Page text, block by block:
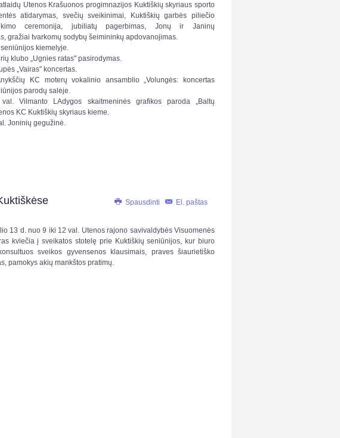
Utenos Krašuonos progimnazijos Kuktiškių skyriaus sporto
atidarymas, svečių sveikinimai, Kuktiškių garbės piliečio
ceremonija, jubiliatų pagerbimas, Jonų ir Janinų
gražiai tvarkomų sodybų šeimininkų apdovanojimas.
kiemelyje.
klubo „Ugnies ratas" pasirodymas.
„Vairas" koncertas.
KC moterų vokalinio ansamblio „Volungės: koncertas
parodų salėje.
val. Vilmanto LAdygos skaitmeninės grafikos paroda „Baltų
KC Kuktiškių skyriaus kieme.
Joninių gegužinė.
Spausdinti El. paštas
13 d. nuo 9 iki 12 val. Utenos rajono savivaldybės Visuomenės
kviečia į sveikatos stotelę prie Kuktiškių seniūnijos, kur biuro
sveikos gyvensenos klausimais, praves šiaurietiško
pamokys akių mankštos pratimų.